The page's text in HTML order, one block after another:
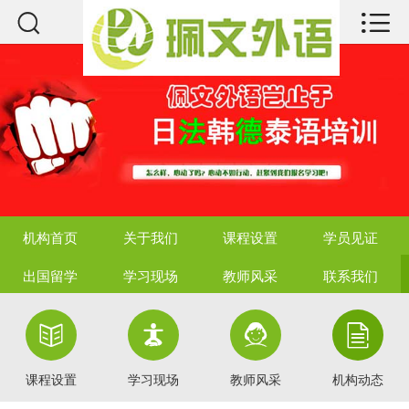
 机构首页
课程设置
学员见证
联系我们
 
机构首页 关于我们 课程设置 学员见证
出国留学 学习现场 教师风采 联系我们

课程设置

学习现场

教师风采

机构动态